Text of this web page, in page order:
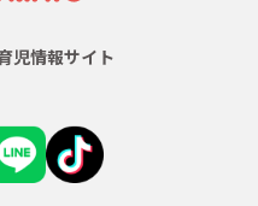
児情報サイト